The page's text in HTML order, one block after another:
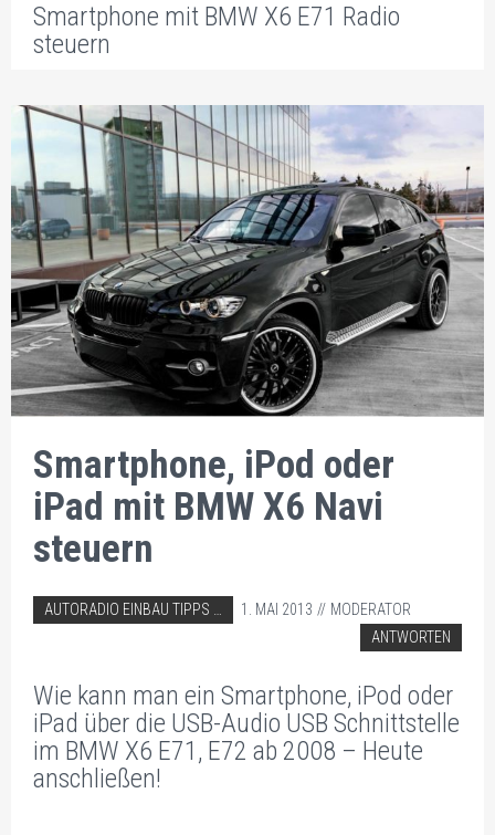
Smartphone mit BMW X6 E71 Radio
steuern
Smartphone, iPod oder
iPad mit BMW X6 Navi
steuern
ABGELEGT IN:
AUTORADIO EINBAU TIPPS
1. MAI 2013
MODERATOR
ANTWORTEN
Wie kann man ein Smartphone, iPod oder
iPad über die USB-Audio USB Schnittstelle
im BMW X6 E71, E72 ab 2008 – Heute
anschließen!